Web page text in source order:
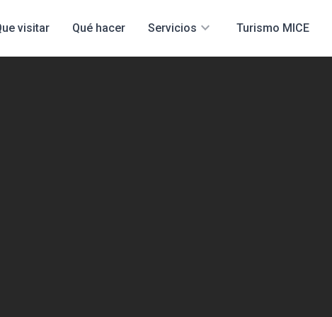
visitar Qué hacer Servicios expand_more Turismo MICE